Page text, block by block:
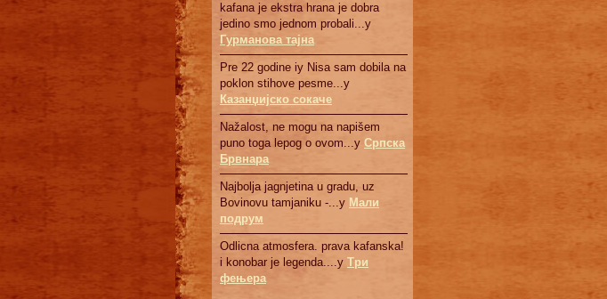
kafana je ekstra hrana je dobra
jedino smo jednom probali...у
Гурманова тајна
Pre 22 godine iy Nisa sam dobila na
poklon stihove pesme...у
Казанџијско сокаче
Nažalost, ne mogu na napišem
puno toga lepog o ovom...у Српскa
Брвнaрa
Najbolja jagnjetina u gradu, uz
Bovinovu tamjaniku -...у Мали
подрум
Odlicna atmosfera. prava kafanska!
i konobar je legenda....у Три
фењера